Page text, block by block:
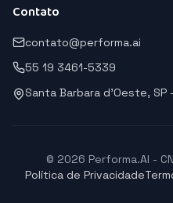
Contato
contato@performa.ai
55 19 3461-5339
Santa Barbara d'Oeste, SP
© 2026 Performa.AI -
Política de Privacidade